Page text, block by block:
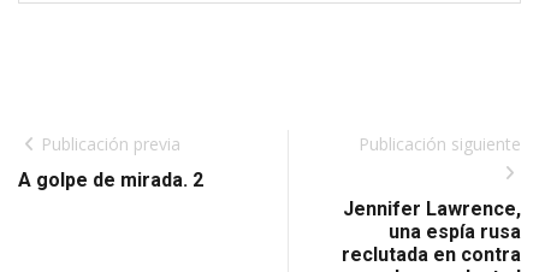
Publicación previa
A golpe de mirada. 2
Publicación siguiente
Jennifer Lawrence,
una espía rusa
reclutada en contra